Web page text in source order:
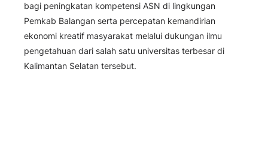
bagi peningkatan kompetensi ASN di lingkungan
Pemkab Balangan serta percepatan kemandirian
ekonomi kreatif masyarakat melalui dukungan ilmu
pengetahuan dari salah satu universitas terbesar di
Kalimantan Selatan tersebut.